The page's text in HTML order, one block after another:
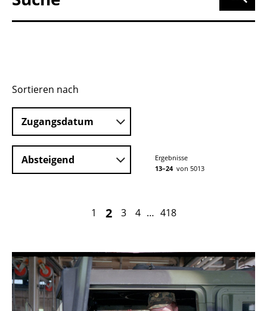
Sortieren nach
Zugangsdatum
Absteigend
1 2 3 4 … 418
Ergebnisse
13–24 von 5013